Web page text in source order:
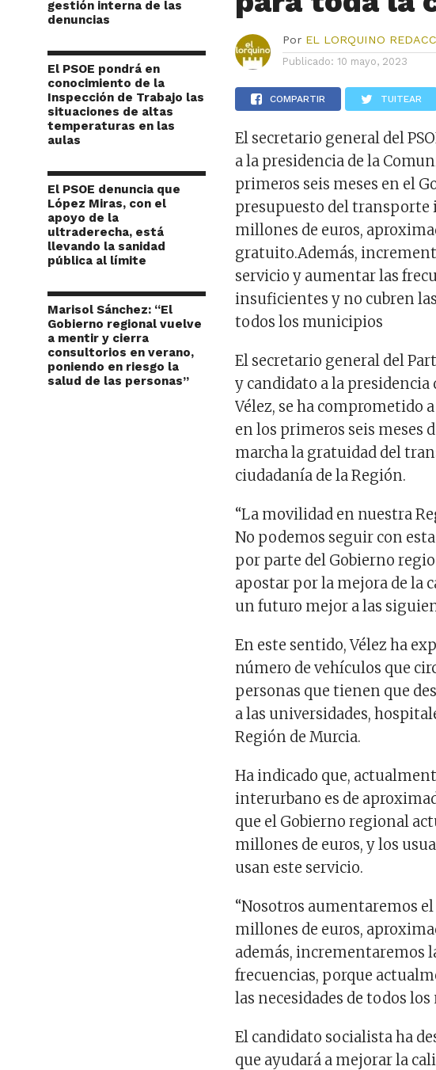
gestión interna de las
denuncias
El PSOE pondrá en
conocimiento de la
Inspección de Trabajo las
situaciones de altas
temperaturas en las
aulas
El PSOE denuncia que
López Miras, con el
apoyo de la
ultraderecha, está
llevando la sanidad
pública al límite
Marisol Sánchez: “El
Gobierno regional vuelve
a mentir y cierra
consultorios en verano,
poniendo en riesgo la
salud de las personas”
Por EL LORQUINO
Publicado: 10 mayo, 2023
COMPARTIR TUITEAR
El secretario general del
a la presidencia de la
primeros seis meses en el
presupuesto del transporte
millones de euros,
gratuito.Además,
servicio y aumentar las
insuficientes y no cubren
todos los municipios
El secretario general del
y candidato a la
Vélez, se ha comprometido
en los primeros seis meses
marcha la gratuidad del
ciudadanía de la Región.
“La movilidad en nuestra
No podemos seguir con
por parte del Gobierno
apostar por la mejora de la
un futuro mejor a las
En este sentido, Vélez ha
número de vehículos que
personas que tienen que
a las universidades,
Región de Murcia.
Ha indicado que,
interurbano es de
que el Gobierno regional
millones de euros, y los
usan este servicio.
“Nosotros aumentaremos
millones de euros,
además, incrementaremos
frecuencias, porque
las necesidades de todos
El candidato socialista ha
que ayudará a mejorar la